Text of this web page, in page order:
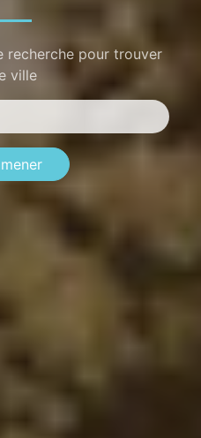
recherche pour trouver
ville